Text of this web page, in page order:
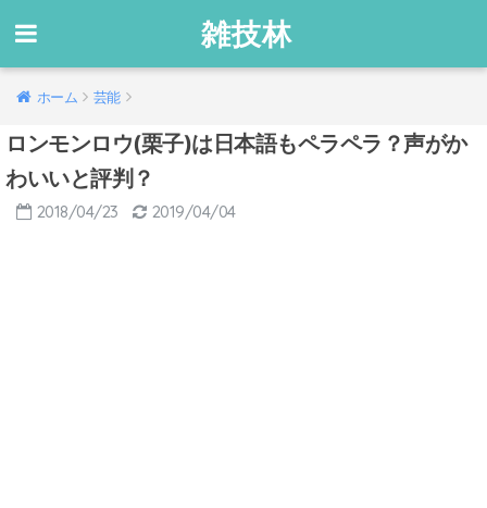
雑技林
ホーム 芸能
ロンモンロウ(栗子)は日本語もペラペラ？声がか
わいいと評判？
2018/04/23 2019/04/04